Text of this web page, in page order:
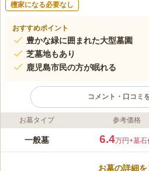
檀家になる必要なし
おすすめポイント
豊かな緑に囲まれた大型墓園
芝墓地もあり
鹿児島市民の方が眠れる
コメント・口コミ
ライフドット編集部のコメント
見晴らしの良い高台にあり、開
でも可能です。 ゴミ箱も設置さ
お墓タイプ 参考価格
一般墓 6.4万円+墓石
お墓の詳細を